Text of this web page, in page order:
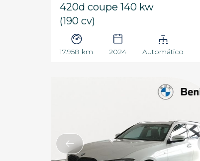
420d coupe 140 kw
(190 cv)
17.958 km 2024 Automático